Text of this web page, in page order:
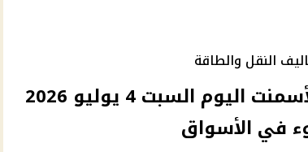
النقل والطاقة
استقرار أسعار الحديد والأسمنت اليوم السبت 4 يوليو 2026
في الأسواق